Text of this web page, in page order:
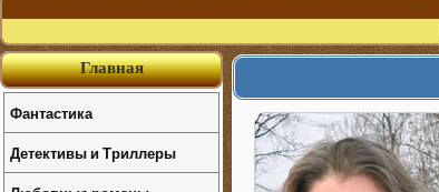
Главная
Фантастика
Детективы и Триллеры